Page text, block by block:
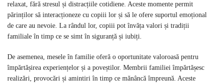
relaxat, fără stresul și distracțiile cotidiene. Aceste momente permit
părinților să interacționeze cu copiii lor și să le ofere suportul emoțional
de care au nevoie. La rândul lor, copiii pot învăța valori și tradiții
familiale în timp ce se simt în siguranță și iubiți.
De asemenea, mesele în familie oferă o oportunitate valoroasă pentru
împărtășirea experiențelor și a poveștilor. Membrii familiei împărtășesc
realizări, provocări și amintiri în timp ce mănâncă împreună. Aceste